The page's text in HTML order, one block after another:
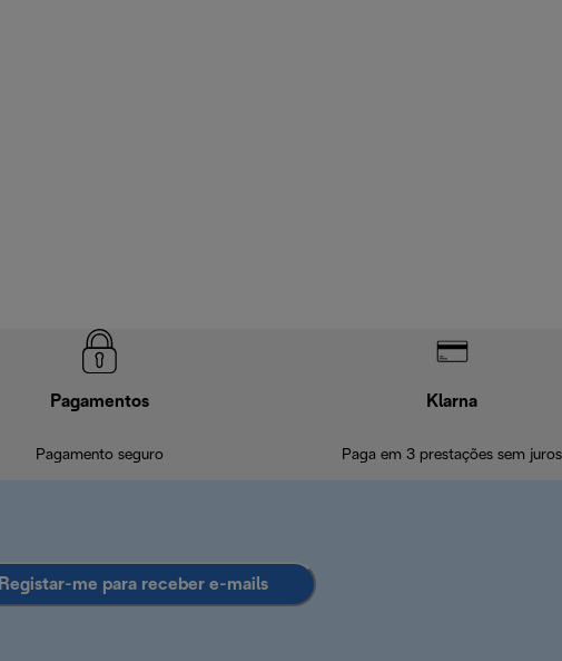
Pagamentos
Pagamento seguro
Klarna
Paga em 3 prestações sem juros
Registar-me para receber e-mails